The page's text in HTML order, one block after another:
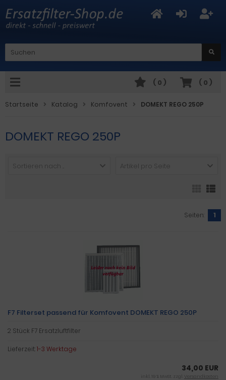
( 0 )
( 0 )
Startseite Katalog Komfovent DOMEKT REGO 250P
DOMEKT REGO 250P
Sortieren nach ... Artikel pro Seite
Seiten: 1
F7 Filterset passend für Komfovent DOMEKT REGO 250P
2 Stück F7 Ersatzluftfilter
Lieferzeit:1-3 Werktage
34,00 EUR
inkl. 19 % MwSt. zzgl. Versandkosten